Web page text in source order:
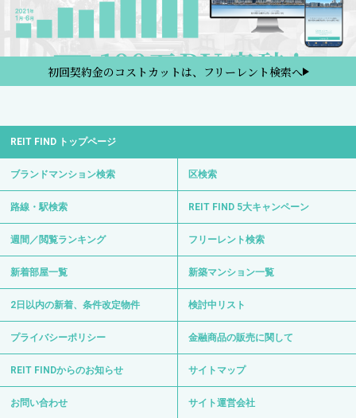
初回契約金のコストカットは、フリーレント検索へ
REIT FIND トップページ
ブランドマンション検索 区検索
路線・駅検索 REIT FIND 5大キャンペーン
週間／閲覧ランキング フリーレント検索
新着部屋一覧 新築マンション一覧
2日以内の新着、条件改定物件 検討中リスト
プライバシーポリシー 金融商品の販売に関して
REIT FINDからのお知らせ サイトマップ
お問い合わせ サイト運営会社